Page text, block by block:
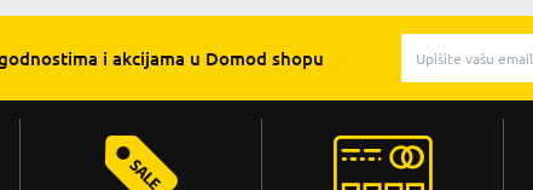
i akcijama u Domod shopu